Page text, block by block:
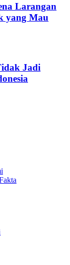
Larangan
yang Mau
Jadi